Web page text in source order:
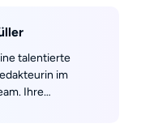
talentierte
im
Ihre